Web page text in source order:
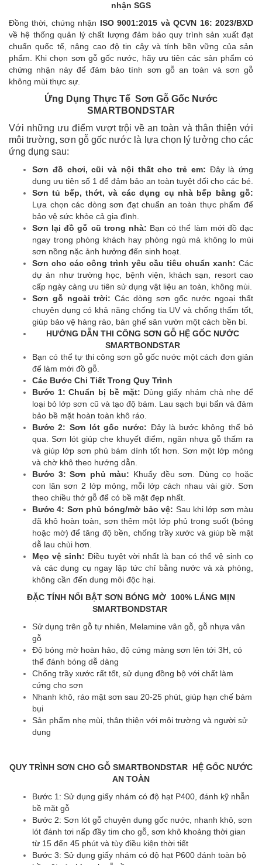
nhận SGS
Đồng thời, chứng nhận ISO 9001:2015 và QCVN 16: 2023/BXD
về hệ thống quản lý chất lượng đảm bảo quy trình sản xuất đạt
chuẩn quốc tế, nâng cao độ tin cậy và tính bền vững của sản
phẩm. Khi chọn sơn gỗ gốc nước, hãy ưu tiên các sản phẩm có
chứng nhận này để đảm bảo tính sơn gỗ an toàn và sơn gỗ
không mùi thực sự.
Ứng Dụng Thực Tế Sơn Gỗ Gốc Nước
SMARTBONDSTAR
Với những ưu điểm vượt trội về an toàn và thân thiện với
môi trường, sơn gỗ gốc nước là lựa chọn lý tưởng cho các
ứng dụng sau:
Sơn đồ chơi, cũi và nội thất cho trẻ em: Đây là ứng
dụng ưu tiên số 1 để đảm bảo an toàn tuyệt đối cho các bé.
Sơn tủ bếp, thớt, và các dụng cụ nhà bếp bằng gỗ:
Lựa chọn các dòng sơn đạt chuẩn an toàn thực phẩm để
bảo vệ sức khỏe cả gia đình.
Sơn lại đồ gỗ cũ trong nhà: Bạn có thể làm mới đồ đạc
ngay trong phòng khách hay phòng ngủ mà không lo mùi
sơn nồng nặc ảnh hưởng đến sinh hoạt.
Sơn cho các công trình yêu cầu tiêu chuẩn xanh: Các
dự án như trường học, bệnh viện, khách sạn, resort cao
cấp ngày càng ưu tiên sử dụng vật liệu an toàn, không mùi.
Sơn gỗ ngoài trời: Các dòng sơn gốc nước ngoại thất
chuyên dụng có khả năng chống tia UV và chống thấm tốt,
giúp bảo vệ hàng rào, bàn ghế sân vườn một cách bền bỉ.
HƯỚNG DẪN THI CÔNG SƠN GỖ HỆ GỐC NƯỚC
SMARTBONDSTAR
Bạn có thể tự thi công sơn gỗ gốc nước một cách đơn giản
để làm mới đồ gỗ.
Các Bước Chi Tiết Trong Quy Trình
Bước 1: Chuẩn bị bề mặt: Dùng giấy nhám chà nhẹ để
loại bỏ lớp sơn cũ và tạo độ bám. Lau sạch bụi bẩn và đảm
bảo bề mặt hoàn toàn khô ráo.
Bước 2: Sơn lót gốc nước: Đây là bước không thể bỏ
qua. Sơn lót giúp che khuyết điểm, ngăn nhựa gỗ thấm ra
và giúp lớp sơn phủ bám dính tốt hơn. Sơn một lớp mỏng
và chờ khô theo hướng dẫn.
Bước 3: Sơn phủ màu: Khuấy đều sơn. Dùng cọ hoặc
con lăn sơn 2 lớp mỏng, mỗi lớp cách nhau vài giờ. Sơn
theo chiều thớ gỗ để có bề mặt đẹp nhất.
Bước 4: Sơn phủ bóng/mờ bảo vệ: Sau khi lớp sơn màu
đã khô hoàn toàn, sơn thêm một lớp phủ trong suốt (bóng
hoặc mờ) để tăng độ bền, chống trầy xước và giúp bề mặt
dễ lau chùi hơn.
Mẹo vệ sinh: Điều tuyệt vời nhất là bạn có thể vệ sinh cọ
và các dụng cụ ngay lập tức chỉ bằng nước và xà phòng,
không cần đến dung môi độc hại.
ĐẶC TÍNH NỔI BẬT SƠN BÓNG MỜ 100% LÁNG MỊN
SMARTBONDSTAR
Sử dụng trên gỗ tự nhiên, Melamine vân gỗ, gỗ nhựa vân
gỗ
Độ bóng mờ hoàn hảo, độ cứng màng sơn lên tới 3H, có
thể đánh bóng dễ dàng
Chống trầy xước rất tốt, sử dụng đồng bộ với chất làm
cứng cho sơn
Nhanh khô, ráo mặt sơn sau 20-25 phút, giúp hạn chế bám
bụi
Sản phẩm nhẹ mùi, thân thiện với môi trường và người sử
dụng
QUY TRÌNH SƠN CHO GỖ SMARTBONDSTAR HỆ GỐC NƯỚC
AN TOÀN
Bước 1: Sử dụng giấy nhám có độ hạt P400, đánh kỹ nhẫn
bề mặt gỗ
Bước 2: Sơn lót gỗ chuyên dụng gốc nước, nhanh khô, sơn
lót đánh tơi nấp đầy tim cho gỗ, sơn khô khoảng thời gian
từ 15 đến 45 phút và tùy điều kiện thời tiết
Bước 3: Sử dụng giấy nhám có độ hạt P600 đánh toàn bộ